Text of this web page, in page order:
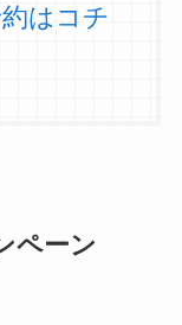
はコチ
ペーン